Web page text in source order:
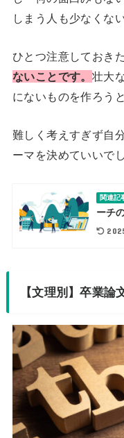
しまう人も少なくな
ひとつ注意しておき
ないことです。 壮大
にないものを作ろう
難しく考えすぎず自
ーマを決めていいで
関連記
ーチ
【文理別】卒業論